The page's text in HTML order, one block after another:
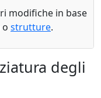
modifiche in base
strutture.
degli